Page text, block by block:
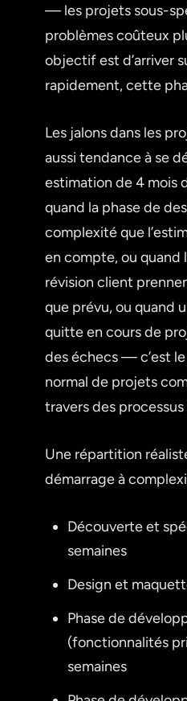
— les projets sous-
problèmes coûteux
objectif est d’arriver
rapidement, cette
Les jalons dans les
aussi tendance à se
estimation de 4 mois
quand la phase de
complexité que
en compte, ou quand
révision client
que prévu, ou quand
quitte en cours de
des échecs — c’est
normal de projets
travers des
Une répartition
démarrage à
Découverte et
semaines
Design et
Phase de
(fonctionnalités
semaines